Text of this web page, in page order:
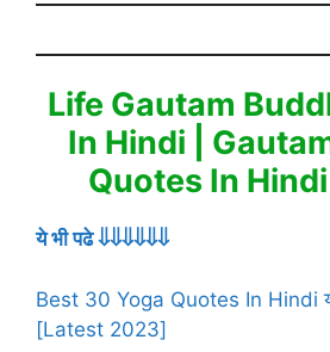
Life Gautam
In Hindi |
Quotes In
ये भी पढे ⇓⇓⇓⇓⇓⇓
Best 30 Yoga Quotes In Hindi
[Latest 2023]